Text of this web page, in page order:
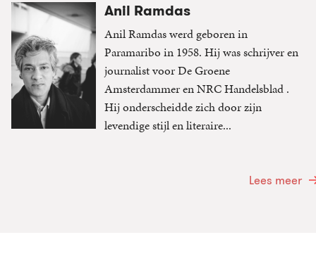
Anil Ramdas
Anil Ramdas werd geboren in
Paramaribo in 1958. Hij was schrijver en
journalist voor De Groene
Amsterdammer en NRC Handelsblad .
Hij onderscheidde zich door zijn
levendige stijl en literaire...
Lees meer